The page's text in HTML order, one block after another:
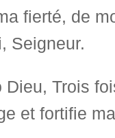
fierté, de
Seigneur.
Trois
et fortifie